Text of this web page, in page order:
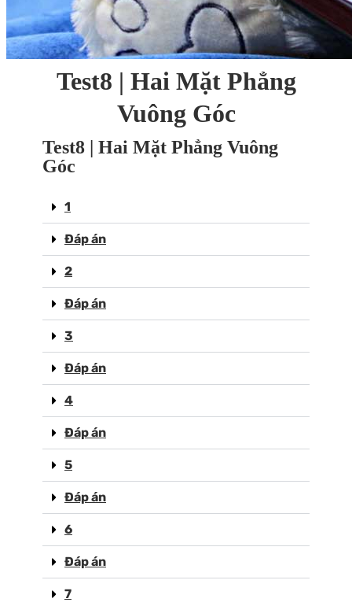
Test8 | Hai Mặt Phẳng
Vuông Góc
Test8 | Hai Mặt Phẳng Vuông
Góc
1
Đáp án
2
Đáp án
3
Đáp án
4
Đáp án
5
Đáp án
6
Đáp án
7